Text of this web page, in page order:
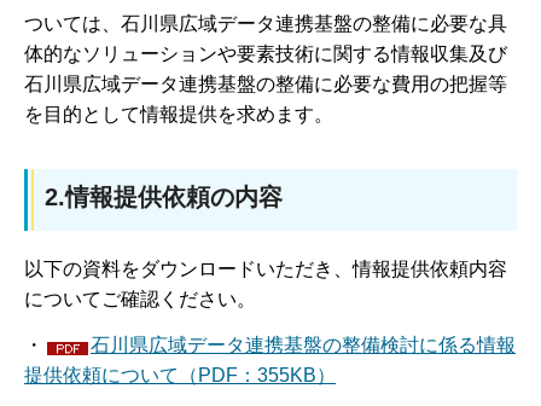
ついては、石川県広域データ連携基盤の整備に必要な具
体的なソリューションや要素技術に関する情報収集及び
石川県広域データ連携基盤の整備に必要な費用の把握等
を目的として情報提供を求めます。
2.情報提供依頼の内容
以下の資料をダウンロードいただき、情報提供依頼内容
についてご確認ください。
・
石川県広域データ連携基盤の整備検討に係る情報
提供依頼について（PDF：355KB）